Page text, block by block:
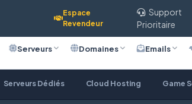
Espace
Revendeur
Support
Prioritaire
Serveurs Domaines Emails
Serveurs Dédiés Cloud Hosting Game